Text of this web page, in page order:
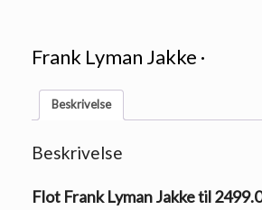
Frank Lyman Jakke ·
Beskrivelse
Beskrivelse
Flot Frank Lyman Jakke til